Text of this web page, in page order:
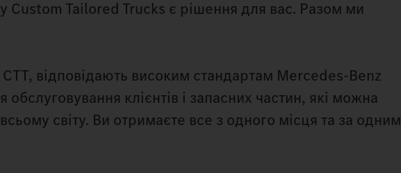
Custom Tailored Trucks є рішення для вас. Разом ми
відповідають високим стандартам Mercedes‑Benz
обслуговування клієнтів і запасних частин, які можна
світу. Ви отримаєте все з одного місця та за одним